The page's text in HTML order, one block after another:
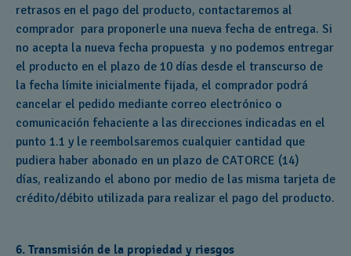
retrasos en el pago del producto, contactaremos al
comprador para proponerle una nueva fecha de entrega. Si
no acepta la nueva fecha propuesta y no podemos entregar
el producto en el plazo de 10 días desde el transcurso de
la fecha límite inicialmente fijada, el comprador podrá
cancelar el pedido mediante correo electrónico o
comunicación fehaciente a las direcciones indicadas en el
punto 1.1 y le reembolsaremos cualquier cantidad que
pudiera haber abonado en un plazo de CATORCE (14)
días, realizando el abono por medio de las misma tarjeta de
crédito/débito utilizada para realizar el pago del producto.
6. Transmisión de la propiedad y riesgos